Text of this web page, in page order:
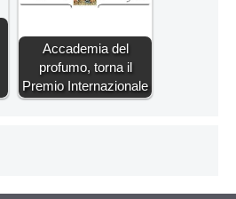
Accademia del
profumo, torna il
Premio Internazionale